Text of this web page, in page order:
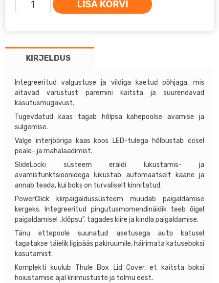
THULE
(430L),
Must
kogus
LISA KORVI
KIRJELDUS
Integreeritud valgustuse ja vildiga kaetud põhjaga, mis
aitavad varustust paremini kaitsta ja suurendavad
kasutusmugavust.
Tugevdatud kaas tagab hõlpsa kahepoolse avamise ja
sulgemise.
Valge interjööriga kaas koos LED-tulega hõlbustab öösel
peale- ja mahalaadimist.
SlideLocki süsteem eraldi lukustamis- ja
avamisfunktsioonidega lukustab automaatselt kaane ja
annab teada, kui boks on turvaliselt kinnitatud.
PowerClick kiirpaigaldussüsteem muudab paigaldamise
kergeks. Integreeritud pingutusmomendinäidik teeb õigel
paigaldamisel „klõpsu”, tagades kiire ja kindla paigaldamise.
Tänu ettepoole suunatud asetusega auto katusel
tagatakse täielik ligipääs pakiruumile, häirimata katuseboksi
kasutamist.
Komplekti kuulub Thule Box Lid Cover, et kaitsta boksi
hoiustamise ajal kriimustuste ja tolmu eest.